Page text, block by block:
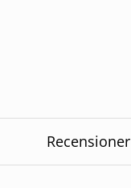
Recensioner